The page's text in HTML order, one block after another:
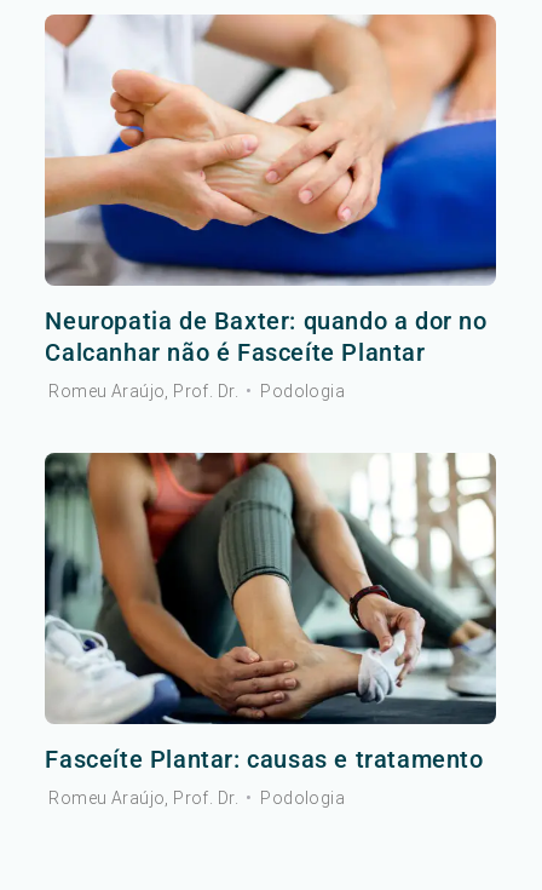
Neuropatia de Baxter: quando a dor no
Calcanhar não é Fasceíte Plantar
Romeu Araújo, Prof. Dr. • Podologia
Fasceíte Plantar: causas e tratamento
Romeu Araújo, Prof. Dr. • Podologia